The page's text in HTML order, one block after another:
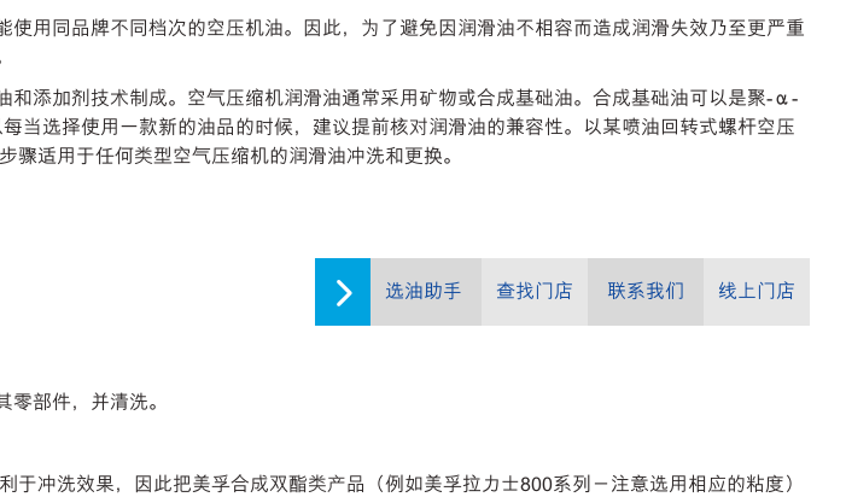
选油助手 查找门店 联系我们 线上门店
用同品牌不同档次的空压机油。因此，为了避免因润滑油不相容而造成润滑失效乃至更严重
和添加剂技术制成。空气压缩机润滑油通常采用矿物或合成基础油。合成基础油可以是聚-α-
当选择使用一款新的油品的时候，建议提前核对润滑油的兼容性。以某喷油回转式螺杆空压
适用于任何类型空气压缩机的润滑油冲洗和更换。
部件，并清洗。
冲洗效果，因此把美孚合成双酯类产品（例如美孚拉力士800系列－注意选用相应的粘度）